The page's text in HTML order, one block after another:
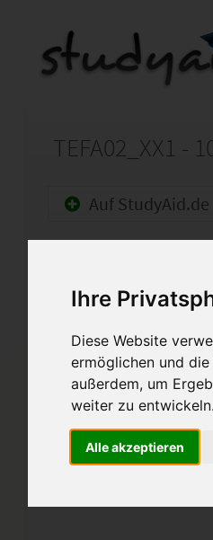
Ihre
Diese Website
ermöglichen und die
außerdem, um
weiter zu entwickeln.
Alle akzeptieren
TEFA02_XX1 -
Auf